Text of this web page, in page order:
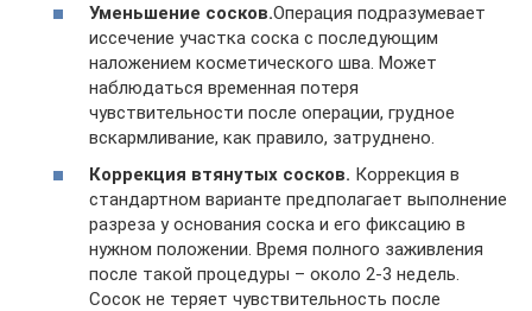
Уменьшение сосков.Операция подразумевает
иссечение участка соска с последующим
наложением косметического шва. Может
наблюдаться временная потеря
чувствительности после операции, грудное
вскармливание, как правило, затруднено.
Коррекция втянутых сосков. Коррекция в
стандартном варианте предполагает выполнение
разреза у основания соска и его фиксацию в
нужном положении. Время полного заживления
после такой процедуры – около 2-3 недель.
Сосок не теряет чувствительность после